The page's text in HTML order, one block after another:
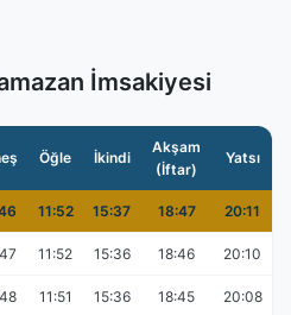
İmsakiyesi
Öğle İkindi
Akşam
(İftar)
Yatsı
11:52 15:37 18:47 20:11
11:52 15:36 18:46 20:10
11:51 15:36 18:45 20:08